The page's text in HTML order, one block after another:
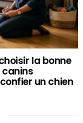
la bonne
canins
un chien